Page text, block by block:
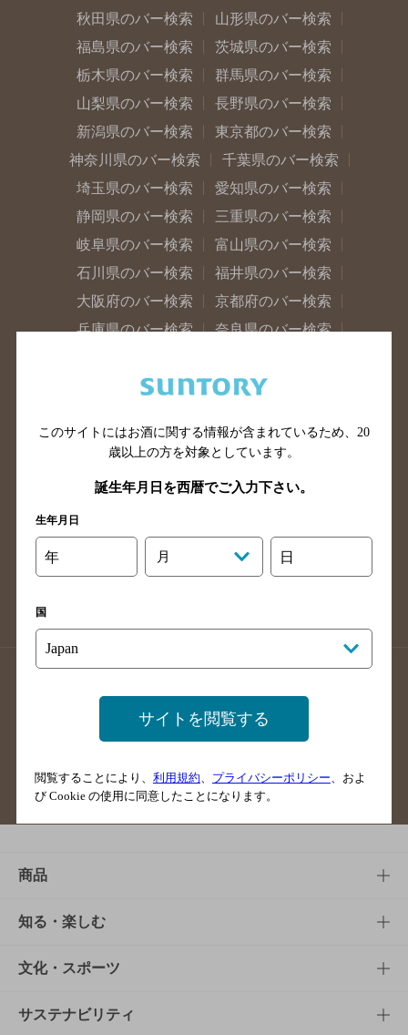
秋田県のバー検索
山形県のバー検索
福島県のバー検索
茨城県のバー検索
栃木県のバー検索
群馬県のバー検索
山梨県のバー検索
長野県のバー検索
新潟県のバー検索
東京都のバー検索
神奈川県のバー検索
千葉県のバー検索
埼玉県のバー検索
愛知県のバー検索
静岡県のバー検索
三重県のバー検索
岐阜県のバー検索
富山県のバー検索
石川県のバー検索
福井県のバー検索
大阪府のバー検索
京都府のバー検索
兵庫県のバー検索
奈良県のバー検索
広島県のバー検索
岡山県のバー検索
島根県のバー検索
徳島県のバー検索
高知県のバー検索
福岡県のバー検索
長崎県のバー検索
大分県のバー検索
熊本県のバー検索
掲載店舗様ログイン
サイトマップ ご意見・ご感想
商品
商品TOP
商品一覧
商品発売情報
知る・楽しむ
知る・楽しむTOP
キャンペーン
文化・スポーツ
文化・スポーツTOP
サステナビリティ
このサイトにはお酒に関する情報が含まれているため、 20
歳以上の方を対象としています。
誕生年月日を西暦でご入力下さい。
生年月日
年 月 日
国
サイトを閲覧する
閲覧することにより、 利用規約 プライバシーポリシー 、およ
び Cookie の使用に同意したことになります。